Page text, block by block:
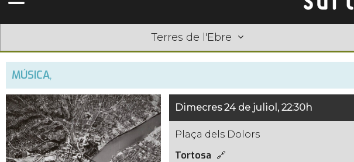
Terres de l'Ebre
MÚSICA,
Dimecres 24 de juliol, 22:30h
Plaça dels Dolors
Tortosa